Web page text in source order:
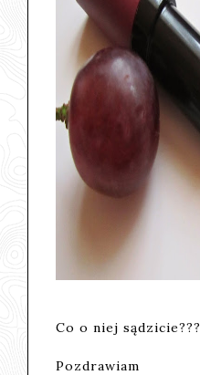
Co o niej sądzicie???
Pozdrawiam